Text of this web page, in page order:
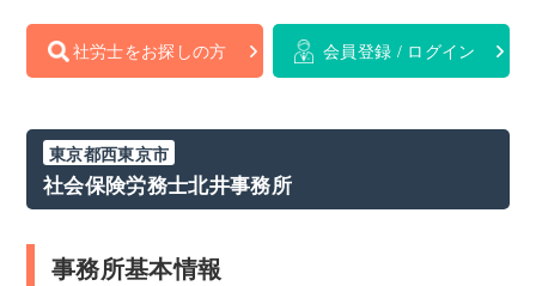
社労士をお探しの方 会員登録 / ログイン
東京都西東京市
社会保険労務士北井事務所
事務所基本情報